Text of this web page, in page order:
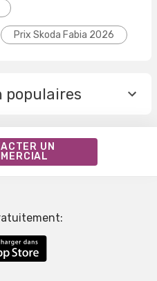
Prix Skoda Fabia 2026
populaires
UN